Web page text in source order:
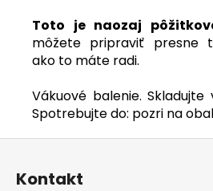
Toto je naozaj
môžete pripraviť presne
ako to máte radi.
Vákuové balenie.
Spotrebujte do: pozri na
Z
Kontakt